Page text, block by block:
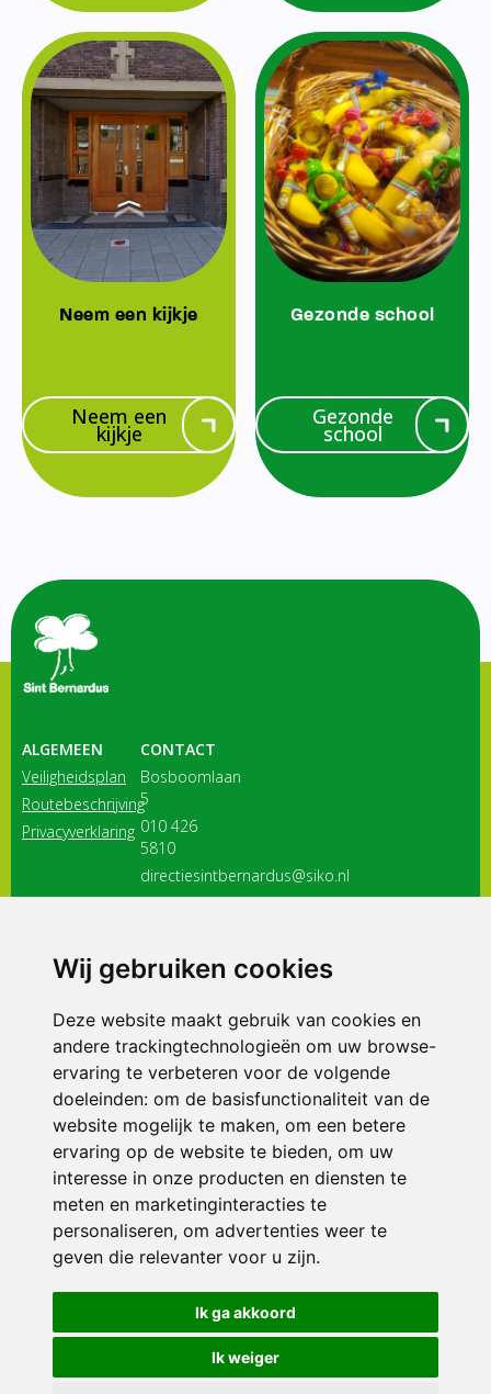
Wij gebruiken cookies
Deze website maakt gebruik van cookies en
andere trackingtechnologieën om uw browse-
ervaring te verbeteren voor de volgende
doeleinden: om de basisfunctionaliteit van de
website mogelijk te maken, om een betere
ervaring op de website te bieden, om uw
interesse in onze producten en diensten te
meten en marketinginteracties te
personaliseren, om advertenties weer te
geven die relevanter voor u zijn.
Ik ga akkoord
Ik weiger
Neem een kijkje
Neem een
kijkje
Gezonde school
Gezonde
school
ALGEMEEN
Veiligheidsplan
Routebeschrijving
Privacyverklaring
CONTACT
Bosboomlaan
5
010 426
5810
directiesintbernardus@siko.nl
3116 JB
ONDERDEEL VAN
© 2026 Sint Bernardus | Alle rechten voorbehouden
Privacy policy|Disclaimer| Klachtenregeling|RSIN en Anbi
voorkeuren
Crealisatie The MindOffice